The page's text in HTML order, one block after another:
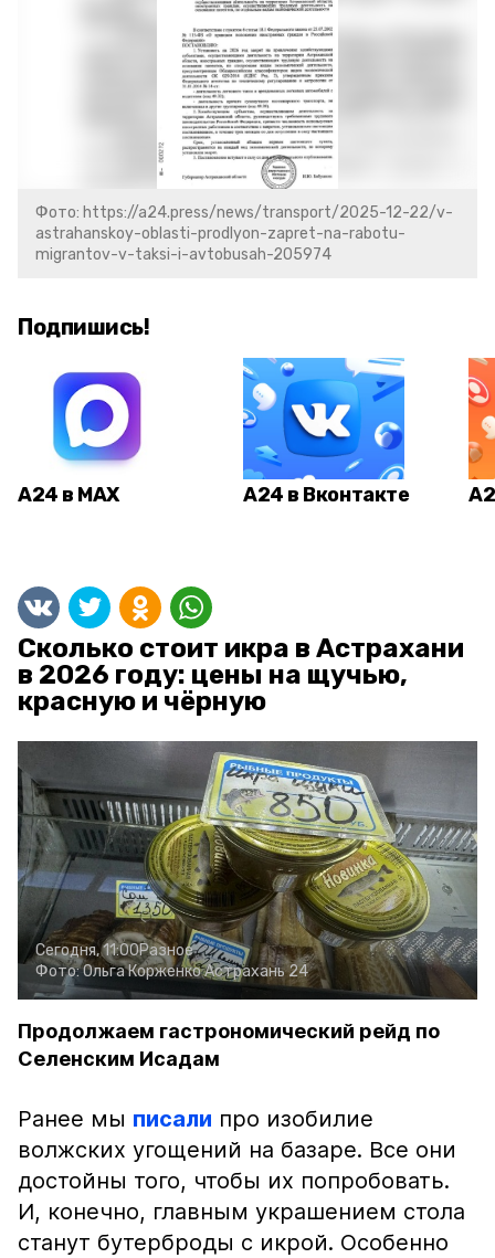
Фото: https://a24.press/news/transport/2025-12-22/v-
astrahanskoy-oblasti-prodlyon-zapret-na-rabotu-
migrantov-v-taksi-i-avtobusah-205974
Подпишись!
А24 в MAX А24 в Вконтакте
Сколько стоит икра в Астрахани
в 2026 году: цены на щучью,
красную и чёрную
Сегодня, 11:00Разное
Фото:Ольга КорженкоАстрахань 24
Продолжаем гастрономический рейд по
Селенским Исадам
Ранее мы писали про изобилие
волжских угощений на базаре. Все они
достойны того, чтобы их попробовать.
И, конечно, главным украшением стола
станут бутерброды с икрой. Особенно